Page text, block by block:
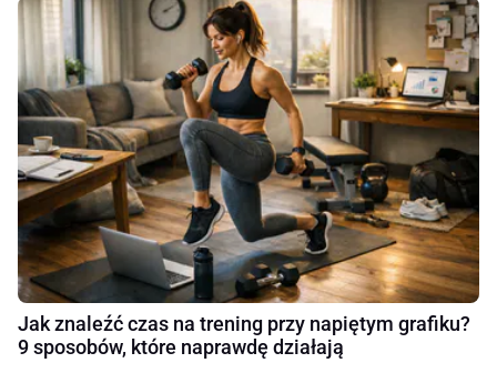
Jak znaleźć czas na trening przy napiętym grafiku?
9 sposobów, które naprawdę działają